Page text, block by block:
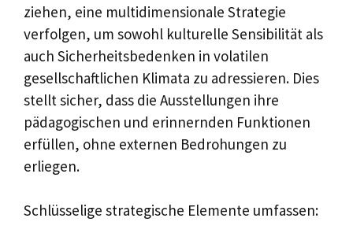
ziehen, eine multidimensionale Strategie
verfolgen, um sowohl kulturelle Sensibilität als
auch Sicherheitsbedenken in volatilen
gesellschaftlichen Klimata zu adressieren. Dies
stellt sicher, dass die Ausstellungen ihre
pädagogischen und erinnernden Funktionen
erfüllen, ohne externen Bedrohungen zu
erliegen.
Schlüsselige strategische Elemente umfassen: